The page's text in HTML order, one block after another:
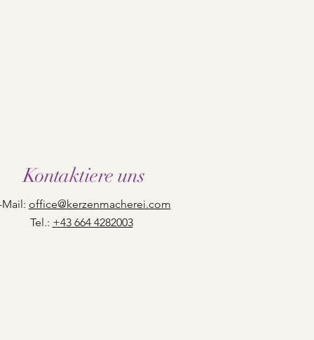
Kontaktiere uns
Mail: office@kerzenmacherei.com
Tel.: +43 664 4282003